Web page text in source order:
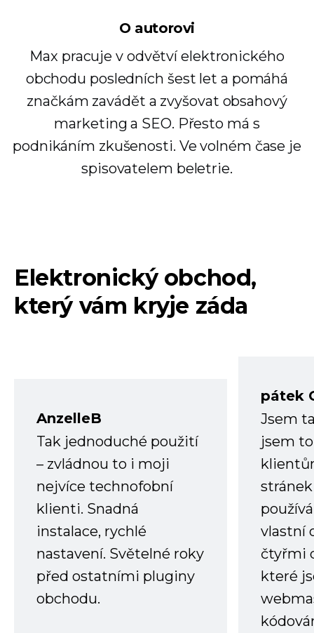
O autorovi
Max pracuje v odvětví elektronického
obchodu posledních šest let a pomáhá
značkám zavádět a zvyšovat obsahový
marketing a SEO. Přesto má s
podnikáním zkušenosti. Ve volném čase je
spisovatelem beletrie.
Elektronický obchod,
který vám kryje záda
AnzelleB
Tak jednoduché použití
– zvládnou to i moji
nejvíce technofobní
klienti. Snadná
instalace, rychlé
nastavení. Světelné roky
před ostatními pluginy
obchodu.
pátek
Jsem
jsem
vlastní
čtyřmi
které